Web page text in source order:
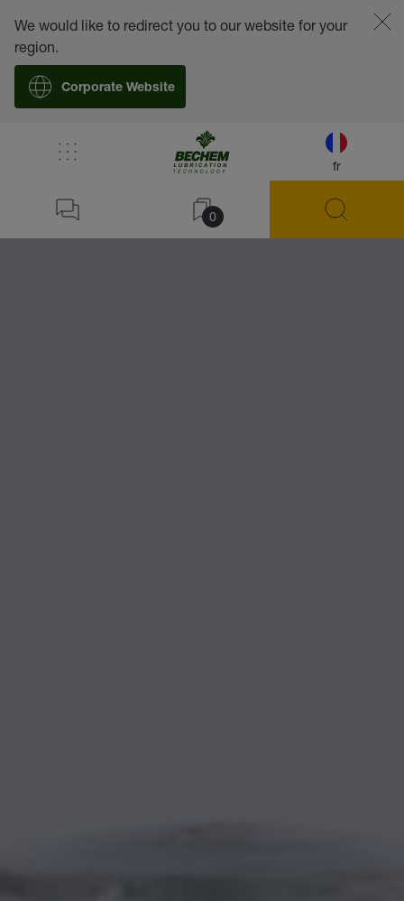
fr
0
We would like to redirect you to our website for your
region.
Corporate Website